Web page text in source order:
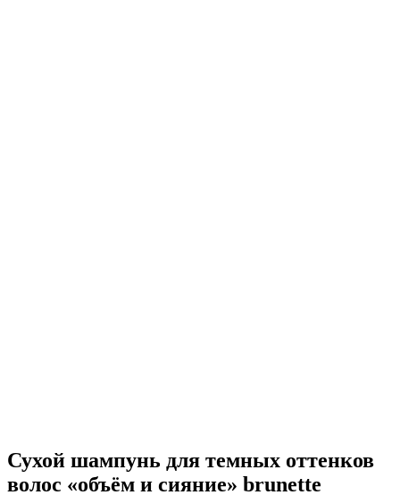
Сухой шампунь для темных оттенков
волос «объём и сияние» brunette